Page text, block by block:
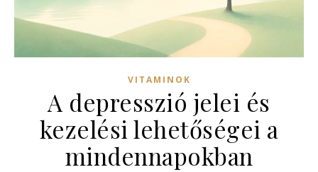
VITAMINOK
A depresszió jelei és
kezelési lehetőségei a
mindennapokban